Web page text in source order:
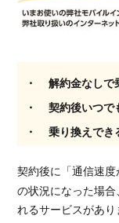
解約金なしで
契約後いつで
乗り換えでき
契約後に「通信速
の状況になった場合
れるサービスがあり